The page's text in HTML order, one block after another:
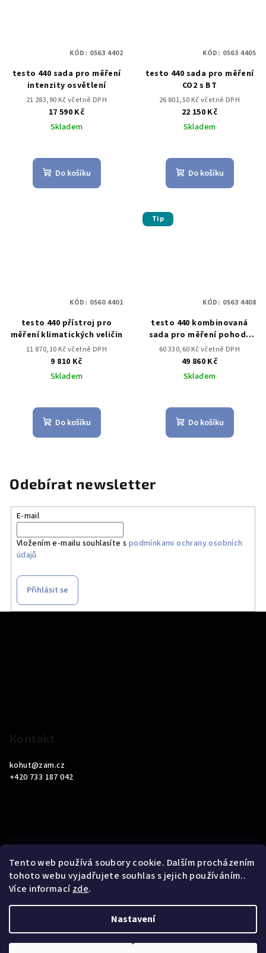
Tento web používá soubory cookie. Dalším procházením
tohoto webu vyjadřujete souhlas s jejich používáním..
Více informacízde.
Nastavení
testo 440 sada pro měření
intenzity osvětlení
21 283,90 Kč včetně DPH
17 590 Kč
Skladem
Do košíku
KÓD: 0563 4402
testo 440 sada pro měření
CO2 s BT
26 801,50 Kč včetně DPH
22 150 Kč
Skladem
Do košíku
KÓD: 0563 4405
testo 440 přístroj pro
měření klimatických veličin
11 870,10 Kč včetně DPH
9 810 Kč
Skladem
Do košíku
KÓD: 0560 4401
Tip
testo 440 kombinovaná
sada pro měření pohody
prostředí s BT
60 330,60 Kč včetně DPH
49 860 Kč
Skladem
Do košíku
KÓD: 0563 4408
Odebírat newsletter
E-mail
Vložením e-mailu souhlasíte s podmínkami ochrany osobních
údajů
Přihlásit se
kohut@zam.cz
+420 733 187 042
Informace pro vás
Obchodní podmínky
Upravit nastavení cookies